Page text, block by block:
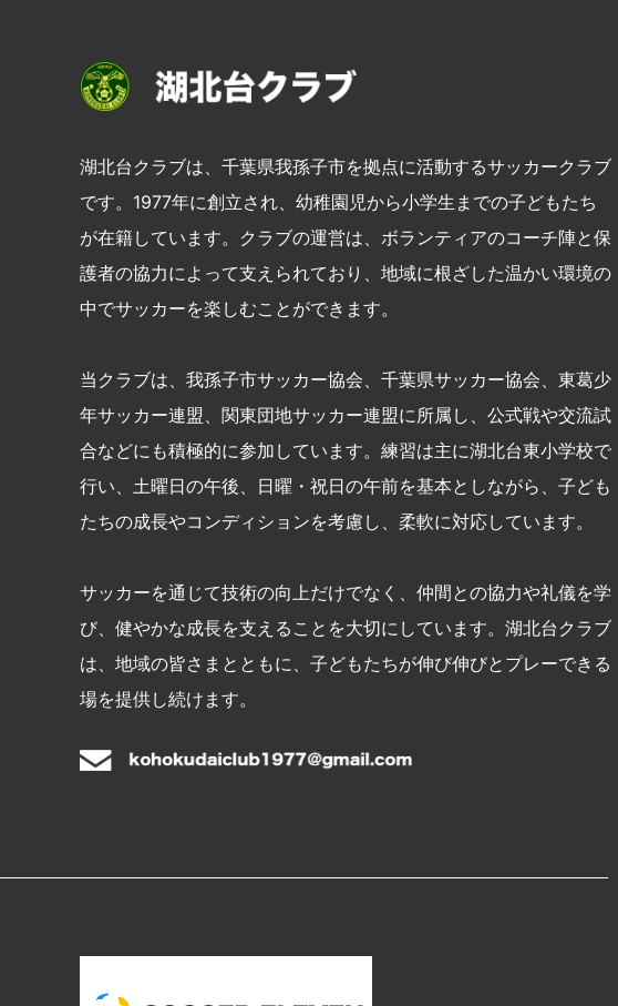
湖北台クラブは、千葉県我孫子市を拠点に活動するサッカークラブ
です。1977年に創立され、幼稚園児から小学生までの子どもたち
が在籍しています。クラブの運営は、ボランティアのコーチ陣と保
護者の協力によって支えられており、地域に根ざした温かい環境の
中でサッカーを楽しむことができます。
当クラブは、我孫子市サッカー協会、千葉県サッカー協会、東葛少
年サッカー連盟、関東団地サッカー連盟に所属し、公式戦や交流試
合などにも積極的に参加しています。練習は主に湖北台東小学校で
行い、土曜日の午後、日曜・祝日の午前を基本としながら、子ども
たちの成長やコンディションを考慮し、柔軟に対応しています。
サッカーを通じて技術の向上だけでなく、仲間との協力や礼儀を学
び、健やかな成長を支えることを大切にしています。湖北台クラブ
は、地域の皆さまとともに、子どもたちが伸び伸びとプレーできる
場を提供し続けます。